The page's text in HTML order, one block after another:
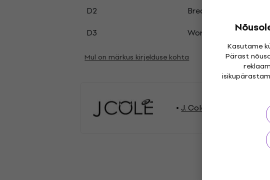
Kasutame
Pärast
D2
Breakdown
D3
Work Out (Bonus)
Mul on märkus kirjelduse kohta
J. Cole Vinüülplaadid